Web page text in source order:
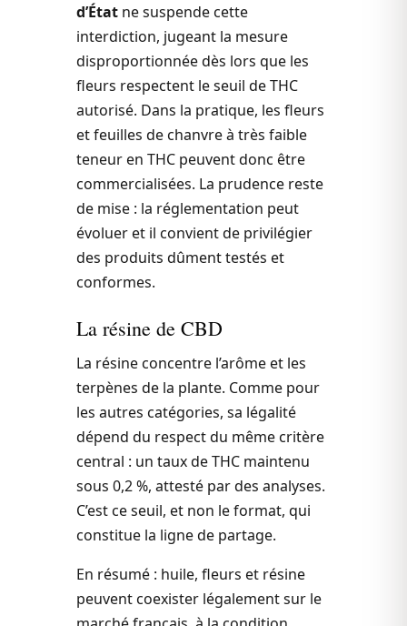
d’État ne suspende cette
interdiction, jugeant la mesure
disproportionnée dès lors que les
fleurs respectent le seuil de THC
autorisé. Dans la pratique, les fleurs
et feuilles de chanvre à très faible
teneur en THC peuvent donc être
commercialisées. La prudence reste
de mise : la réglementation peut
évoluer et il convient de privilégier
des produits dûment testés et
conformes.
La résine de CBD
La résine concentre l’arôme et les
terpènes de la plante. Comme pour
les autres catégories, sa légalité
dépend du respect du même critère
central : un taux de THC maintenu
sous 0,2 %, attesté par des analyses.
C’est ce seuil, et non le format, qui
constitue la ligne de partage.
En résumé : huile, fleurs et résine
peuvent coexister légalement sur le